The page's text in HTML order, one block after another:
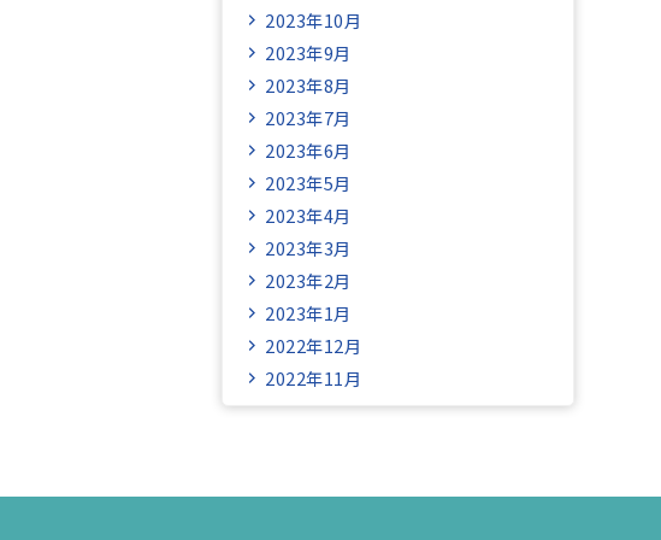
2023年10月
2023年9月
2023年8月
2023年7月
2023年6月
2023年5月
2023年4月
2023年3月
2023年2月
2023年1月
2022年12月
2022年11月